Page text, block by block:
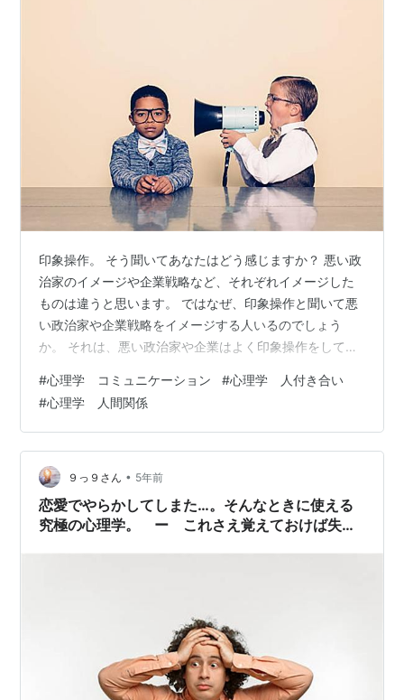
印象操作。 そう聞いてあなたはどう感じますか？ 悪い政
治家のイメージや企業戦略など、それぞれイメージした
ものは違うと思います。 ではなぜ、印象操作と聞いて悪
い政治家や企業戦略をイメージする人いるのでしょう
か。 それは、悪い政治家や企業はよく印象操作をしてい
作をするのでしょうか。 理由はとても簡単。 それほど印
象操作が強力だからなのです。 今回はそんな強力な印象
操作とその方法について紹介していこうと思うので、よ
かったら最後まで見てください。 自分の相手に与えたい
印象は３回以上伝えよう 話す話題で相手の印象を操作す
ることができる 男性的な話題、女…
#心理学 コミュニケーション #心理学 人付き合い
#心理学 人間関係
９っ９さん • 5年前
恋愛でやらかしてしまた…。そんなときに使える
究極の心理学。 ー これさえ覚えておけば失敗